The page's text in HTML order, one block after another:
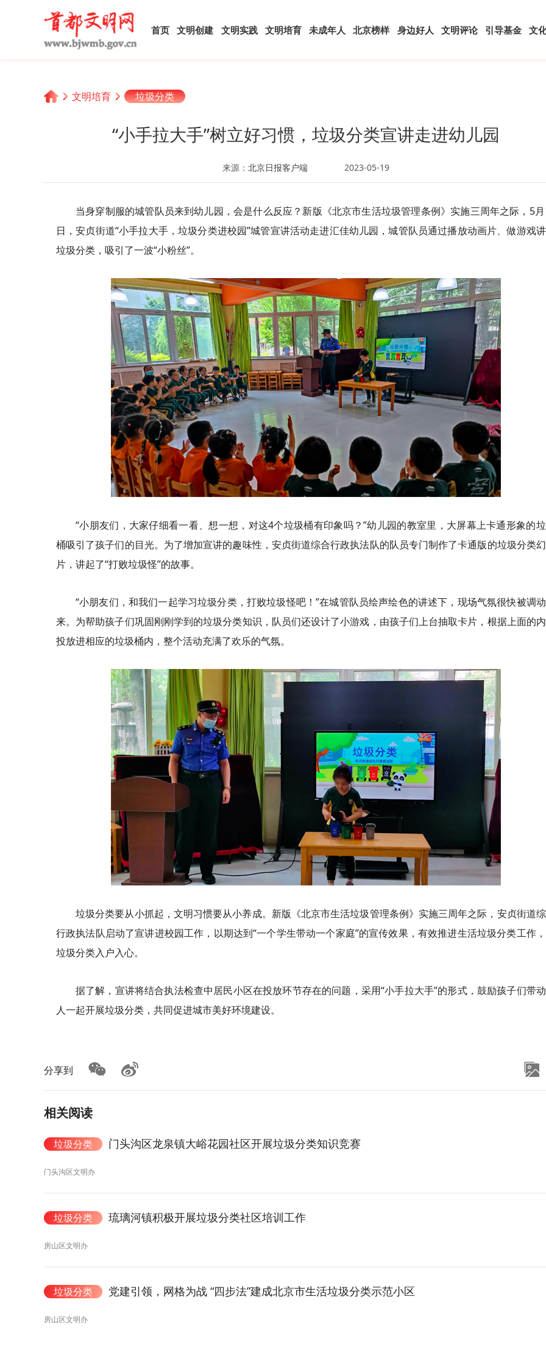
首页 文明创建 文明实践 文明培育 未成年人 北京榜样 身边好人 文明评论 引导基金 文
文明培育 垃圾分类
“小手拉大手”树立好习惯，垃圾分类宣讲走进幼儿园
来源： 北京日报客户端 2023-05-19
当身穿制服的城管队员来到幼儿园，会是什么反应？新版《北京市生活垃圾管理条例》实施三周年之际，5
日，安贞街道“小手拉大手，垃圾分类进校园”城管宣讲活动走进汇佳幼儿园，城管队员通过播放动画片、做游戏
垃圾分类，吸引了一波“小粉丝”。
“小朋友们，大家仔细看一看、想一想，对这4个垃圾桶有印象吗？”幼儿园的教室里，大屏幕上卡通形象的
桶吸引了孩子们的目光。为了增加宣讲的趣味性，安贞街道综合行政执法队的队员专门制作了卡通版的垃圾分类
片，讲起了“打败垃圾怪”的故事。
“小朋友们，和我们一起学习垃圾分类，打败垃圾怪吧！”在城管队员绘声绘色的讲述下，现场气氛很快被调
来。为帮助孩子们巩固刚刚学到的垃圾分类知识，队员们还设计了小游戏，由孩子们上台抽取卡片，根据上面的
投放进相应的垃圾桶内，整个活动充满了欢乐的气氛。
垃圾分类要从小抓起，文明习惯要从小养成。新版《北京市生活垃圾管理条例》实施三周年之际，安贞街道
行政执法队启动了宣讲进校园工作，以期达到“一个学生带动一个家庭”的宣传效果，有效推进生活垃圾分类工作
垃圾分类入户入心。
据了解，宣讲将结合执法检查中居民小区在投放环节存在的问题，采用“小手拉大手”的形式，鼓励孩子们带
人一起开展垃圾分类，共同促进城市美好环境建设。
分享到
相关阅读
垃圾分类 门头沟区龙泉镇大峪花园社区开展垃圾分类知识竞赛
门头沟区文明办
垃圾分类 琉璃河镇积极开展垃圾分类社区培训工作
房山区文明办
垃圾分类 党建引领，网格为战 “四步法”建成北京市生活垃圾分类示范小区
房山区文明办